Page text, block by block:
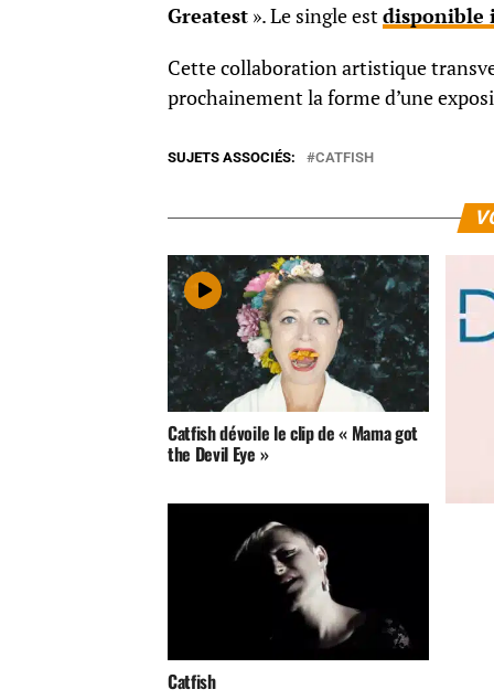
Greatest ». Le single estdisponible
Cette collaboration artistique
prochainement la forme d’une
SUJETS ASSOCIÉS: CATFISH
Catfish dévoile le clip de « Mama got
the Devil Eye »
Catfish